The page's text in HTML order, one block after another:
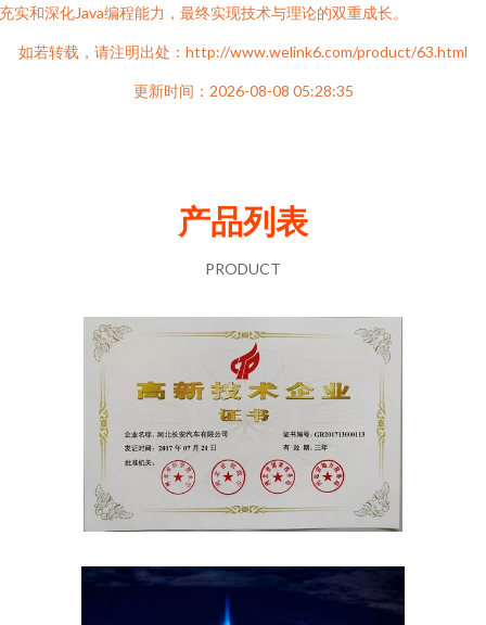
实和深化Java编程能力，最终实现技术与理论的双重成长。
如若转载，请注明出处：http://www.welink6.com/product/63.html
更新时间：2026-08-08 05:28:35
产品列表
PRODUCT